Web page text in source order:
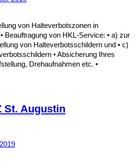
von Halteverbotszonen in
Beauftragung von HKL-Service: • a) zur
von Halteverbotsschildern und • c)
• Absicherung Ihres
Drehaufnahmen etc. •
St. Augustin